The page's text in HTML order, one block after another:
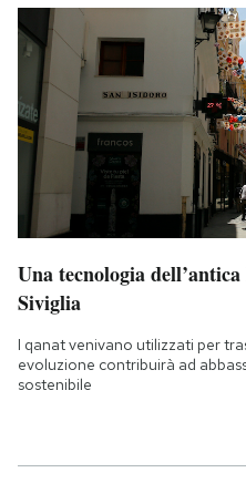
Una tecnologia
Siviglia
I qanat venivano utilizzati per
evoluzione contribuirà ad
sostenibile